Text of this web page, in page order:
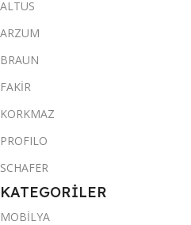
ALTUS
ARZUM
BRAUN
FAKİR
KORKMAZ
PROFILO
SCHAFER
KATEGORİLER
MOBİLYA